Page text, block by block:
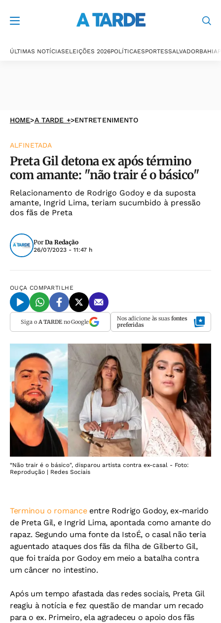
ÚLTIMAS NOTÍCIASELEIÇÕES 2026POLÍTICAESPORTESSALVADORBAHIA
HOME>A TARDE +>ENTRETENIMENTO
ALFINETADA
Preta Gil detona ex após término
com amante: "não trair é o básico"
Relacionamento de Rodrigo Godoy e da suposta
amante, Ingrid Lima, teriam sucumbido à pressão
dos fãs de Preta
Por Da Redação
26/07/2023 - 11:47 h
OUÇA COMPARTILHE
Siga o A TARDEno Google Nos adicione às suas fontes
preferidas
“Não trair é o básico", disparou artista contra ex-casal - Foto:
Reprodução | Redes Sociais
Terminou o romanceentre Rodrigo Godoy, ex-marido
de Preta Gil, e Ingrid Lima, apontada como amante do
rapaz. Segundo uma fonte da IstoÉ, o casal não teria
aguentado ataques dos fãs da filha de Gilberto Gil,
que foi traída por Godoy em meio a batalha contra
um câncer no intestino.
Após um tempo afastada das redes sociais, Preta Gil
reagiu à notícia e fez questão de mandar um recado
para o ex. Primeiro, ela agradeceu o apoio dos fãs